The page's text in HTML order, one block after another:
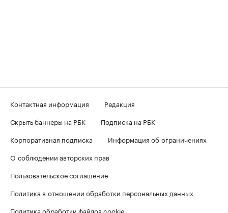
Контактная информация
Редакция
Скрыть баннеры на РБК
Подписка на РБК
Корпоративная подписка
Информация об ограничениях
О соблюдении авторских прав
Пользовательское соглашение
Политика в отношении обработки персональных данных
Политика обработки файлов cookie